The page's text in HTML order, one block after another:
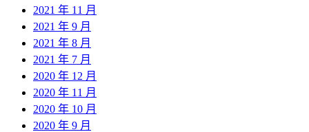
2021 年 11 月
2021 年 9 月
2021 年 8 月
2021 年 7 月
2020 年 12 月
2020 年 11 月
2020 年 10 月
2020 年 9 月